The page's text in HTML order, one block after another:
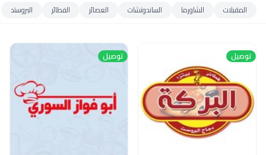
المقبلات الشاورما الساندوتشات العصائر الفطائر البروستد
توصيل توصيل